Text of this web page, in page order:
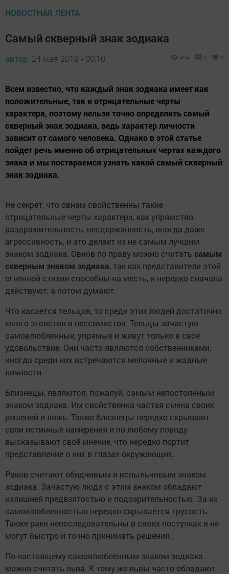
НОВОСТНАЯ ЛЕНТА
Cамый скверный знак зодиака
автор, 24 мая 2019 - 00:10 424 0 0
Всем известно, что каждый знак зодиака имеет как
положительные, так и отрицательные черты
характера, поэтому нельзя точно определить самый
скверный знак зодиака, ведь характер личности
зависит от самого человека. Однако в этой статье
пойдет речь именно об отрицательных чертах каждого
знака и мы постараемся узнать какой самый скверный
знак зодиака.
Не секрет, что овнам свойственны такие
отрицательные черты характера, как упрямство,
раздражительность, несдержанность, иногда даже
агрессивность, и это делает их не самым лучшим
знаком зодиака. Овнов по праву можно считать самым
скверным знаком зодиака, так как представители этой
огненной стихии способны на месть, и нередко сначала
действуют, а потом думают.
Что касается тельцов, то среди этих людей достаточно
много эгоистов и пессимистов. Тельцы зачастую
самовлюбленные, упрямые и живут только в своё
удовольствие. Они часто являются собственниками,
иногда среди них встречаются мелочные и жадные
личности.
Близнецы, являются, пожалуй, самым непостоянным
знаком зодиака. Им свойственна частая смена своих
решений и ложь. Также близнецы нередко скрывают
свои истинные намерения и по любому поводу
высказывают своё мнение, что нередко портит
представление о них в глазах окружающих.
Раков считают обидчивым и вспыльчивым знаком
зодиака. Зачастую люди с этим знаком обладают
излишней предвзятостью и подозрительностью. За их
самовлюбленностью нередко скрывается трусость.
Также раки непоследовательны в своих поступках и не
могут быстро и точно принимать решения.
По-настоящему самовлюбленным знаком зодиака
можно считать льва. К тому же львы часто обладают